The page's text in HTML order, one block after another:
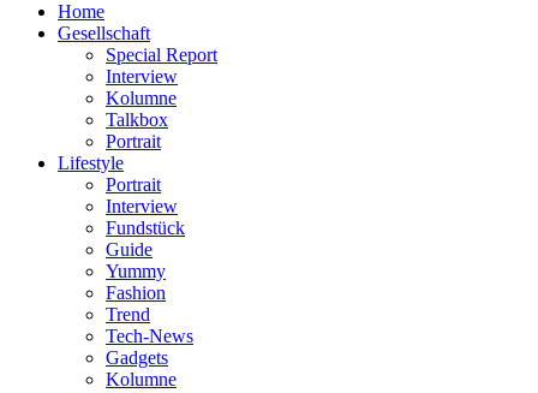
Home
Gesellschaft
Special Report
Interview
Kolumne
Talkbox
Portrait
Lifestyle
Portrait
Interview
Fundstück
Guide
Yummy
Fashion
Trend
Tech-News
Gadgets
Kolumne